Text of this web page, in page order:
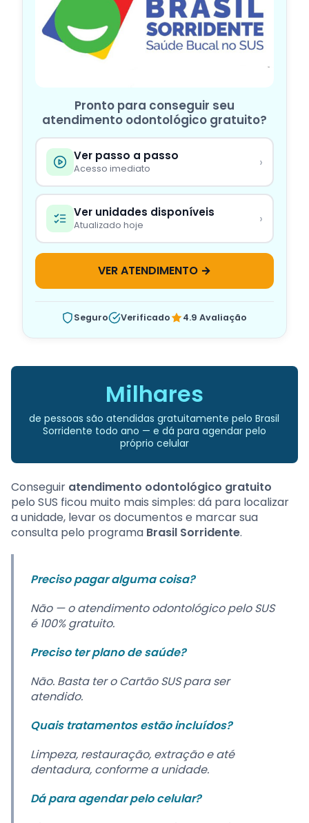
Pronto para conseguir seu
atendimento odontológico gratuito?
Ver passo a passo
Acesso imediato ›
Ver unidades disponíveis
Atualizado hoje ›
VER ATENDIMENTO →
Seguro Verificado 4.9 Avaliação
Milhares
de pessoas são atendidas gratuitamente pelo Brasil
Sorridente todo ano — e dá para agendar pelo
próprio celular
Conseguir atendimento odontológico gratuito
pelo SUS ficou muito mais simples: dá para localizar
a unidade, levar os documentos e marcar sua
consulta pelo programa Brasil Sorridente.
Preciso pagar alguma coisa?
Não — o atendimento odontológico pelo SUS
é 100% gratuito.
Preciso ter plano de saúde?
Não. Basta ter o Cartão SUS para ser
atendido.
Quais tratamentos estão incluídos?
Limpeza, restauração, extração e até
dentadura, conforme a unidade.
Dá para agendar pelo celular?